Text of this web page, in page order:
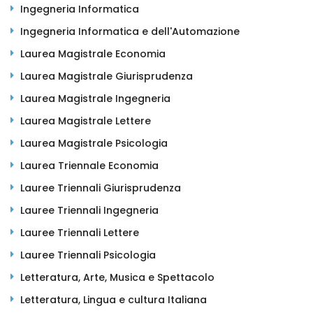
Ingegneria Informatica
Ingegneria Informatica e dell'Automazione
Laurea Magistrale Economia
Laurea Magistrale Giurisprudenza
Laurea Magistrale Ingegneria
Laurea Magistrale Lettere
Laurea Magistrale Psicologia
Laurea Triennale Economia
Lauree Triennali Giurisprudenza
Lauree Triennali Ingegneria
Lauree Triennali Lettere
Lauree Triennali Psicologia
Letteratura, Arte, Musica e Spettacolo
Letteratura, Lingua e cultura Italiana